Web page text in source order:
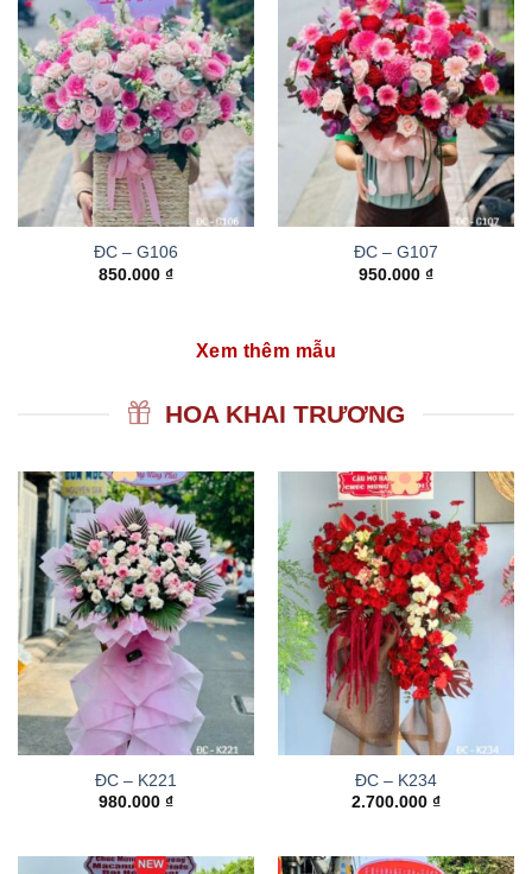
ĐC – G106
850.000 ₫
ĐC – G107
950.000 ₫
Xem thêm mẫu
HOA KHAI TRƯƠNG
ĐC – K221
980.000 ₫
ĐC – K234
2.700.000 ₫